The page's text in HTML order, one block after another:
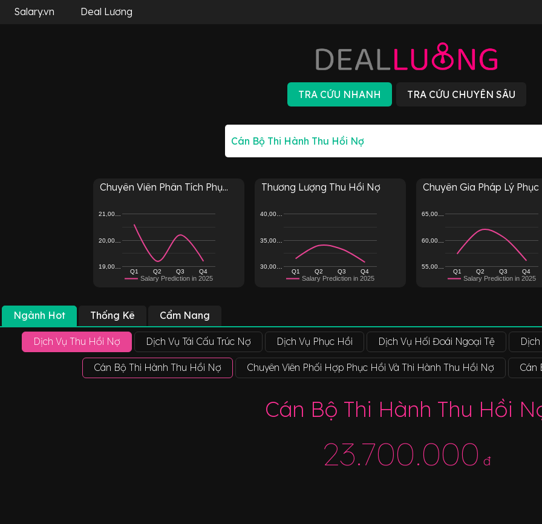
Salary.vn Deal Lương
Chuyên Viên Phân Tích Phụ...
Salary Prediction in 2025
Q1 Q2 Q3 Q4
19,00…
20,00…
21,00…
Thương Lượng Thu Hồi Nợ
Salary Prediction in 2025
Q1 Q2 Q3 Q4
30,00…
35,00…
40,00…
Chuyên Gia Pháp Lý Phục
Salary Prediction in 2025
Q1 Q2 Q3 Q4
55,00…
60,00…
65,00…
Ngành Hot Thống Kê Cẩm Nang
Dịch Vụ Thu Hồi Nợ Dịch Vụ Tái Cấu Trúc Nợ Dịch Vụ Phục Hồi Dịch Vụ Hối Đoái Ngoại Tệ
Cán Bộ Thi Hành Thu Hồi Nợ Chuyên Viên Phối Hợp Phục Hồi Và Thi Hành Thu Hồi Nợ Cán
Cán Bộ Thi Hành Thu Hồi
23.700.000 đ